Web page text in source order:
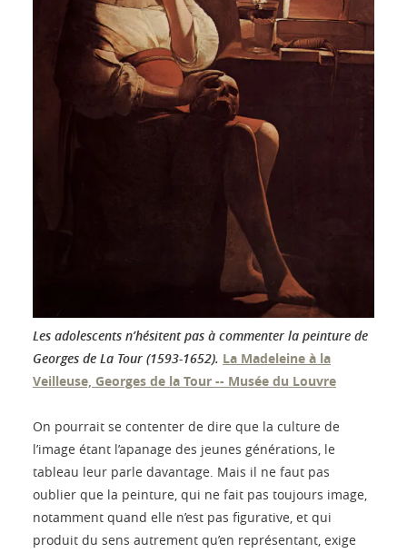
Les adolescents n’hésitent pas à commenter la peinture de
Georges de La Tour (1593-1652). La Madeleine à la
Veilleuse, Georges de la Tour -- Musée du Louvre
On pourrait se contenter de dire que la culture de
l’image étant l’apanage des jeunes générations, le
tableau leur parle davantage. Mais il ne faut pas
oublier que la peinture, qui ne fait pas toujours image,
notamment quand elle n’est pas figurative, et qui
produit du sens autrement qu’en représentant, exige